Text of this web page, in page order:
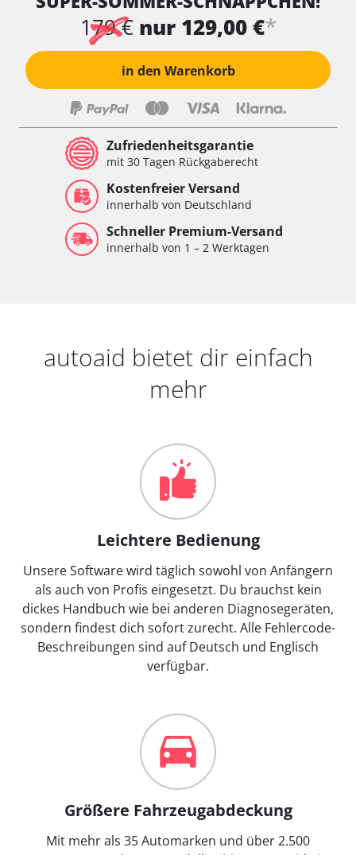
179 € nur 129,00 €*
in den Warenkorb
Zufriedenheitsgarantie
mit 30 Tagen Rückgaberecht
Kostenfreier Versand
innerhalb von Deutschland
Schneller Premium-Versand
innerhalb von 1 – 2 Werktagen
autoaid bietet dir einfach
mehr
Leichtere Bedienung
Unsere Software wird täglich sowohl von Anfängern
als auch von Profis eingesetzt. Du brauchst kein
dickes Handbuch wie bei anderen Diagnosegeräten,
sondern findest dich sofort zurecht. Alle Fehlercode-
Beschreibungen sind auf Deutsch und Englisch
verfügbar.
Größere Fahrzeugabdeckung
Mit mehr als 35 Automarken und über 2.500